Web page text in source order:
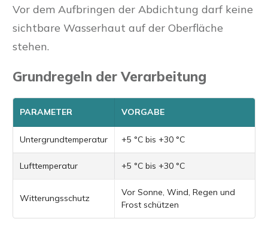
Vor dem Aufbringen der Abdichtung darf keine
sichtbare Wasserhaut auf der Oberfläche
stehen.
Grundregeln der Verarbeitung
PARAMETER VORGABE
Untergrundtemperatur +5 °C bis +30 °C
Lufttemperatur +5 °C bis +30 °C
Witterungsschutz
Vor Sonne, Wind, Regen und
Frost schützen